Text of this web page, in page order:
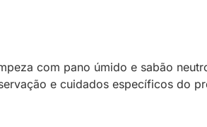
com pano úmido e sabão
e cuidados específicos do